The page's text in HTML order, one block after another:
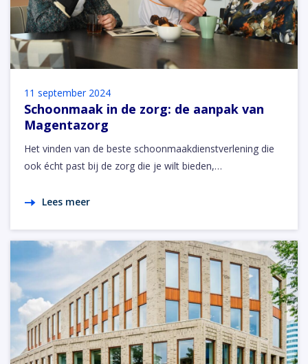
11 september 2024
Schoonmaak in de zorg: de aanpak van
Magentazorg
Het vinden van de beste schoonmaakdienstverlening die
ook écht past bij de zorg die je wilt bieden,…
Lees meer